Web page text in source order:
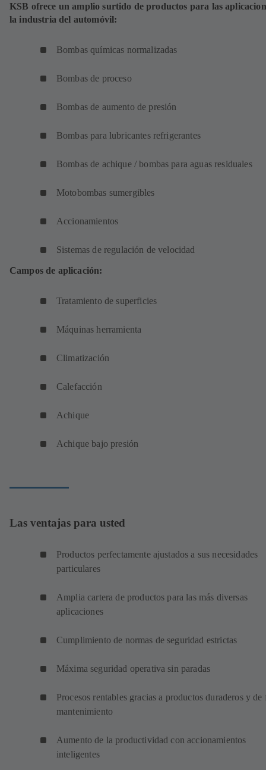
KSB ofrece un amplio surtido de productos para las
la industria del automóvil:
Bombas químicas normalizadas
Bombas de proceso
Bombas de aumento de presión
Bombas para lubricantes refrigerantes
Bombas de achique / bombas para aguas residuales
Motobombas sumergibles
Accionamientos
Sistemas de regulación de velocidad
Campos de aplicación:
Tratamiento de superficies
Máquinas herramienta
Climatización
Calefacción
Achique
Achique bajo presión
Las ventajas para usted
Productos perfectamente ajustados a sus necesidades
particulares
Amplia cartera de productos para las más diversas
aplicaciones
Cumplimiento de normas de seguridad estrictas
Máxima seguridad operativa sin paradas
Procesos rentables gracias a productos duraderos y de
mantenimiento
Aumento de la productividad con accionamientos
inteligentes